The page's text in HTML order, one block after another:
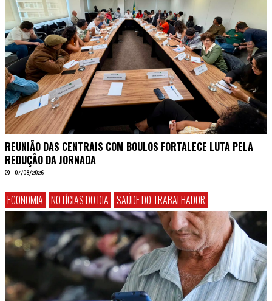
REUNIÃO DAS CENTRAIS COM BOULOS FORTALECE LUTA PELA
REDUÇÃO DA JORNADA
07/08/2026
ECONOMIA NOTÍCIAS DO DIA SAÚDE DO TRABALHADOR